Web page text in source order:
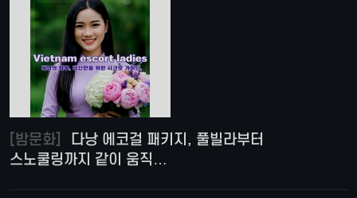
[밤문화]
스노쿨링까지 같이 움직…